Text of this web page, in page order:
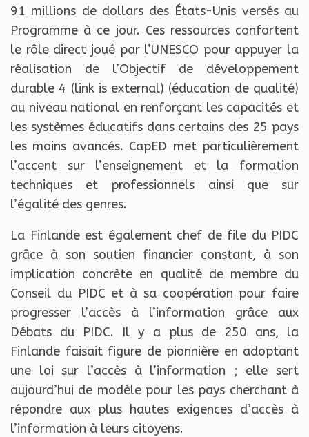
91 millions de dollars des États-Unis versés au
Programme à ce jour. Ces ressources confortent
le rôle direct joué par l’UNESCO pour appuyer la
réalisation de l’Objectif de développement
durable 4 (link is external) (éducation de qualité)
au niveau national en renforçant les capacités et
les systèmes éducatifs dans certains des 25 pays
les moins avancés. CapED met particulièrement
l’accent sur l’enseignement et la formation
techniques et professionnels ainsi que sur
l’égalité des genres.
La Finlande est également chef de file du PIDC
grâce à son soutien financier constant, à son
implication concrète en qualité de membre du
Conseil du PIDC et à sa coopération pour faire
progresser l’accès à l’information grâce aux
Débats du PIDC. Il y a plus de 250 ans, la
Finlande faisait figure de pionnière en adoptant
une loi sur l’accès à l’information ; elle sert
aujourd’hui de modèle pour les pays cherchant à
répondre aux plus hautes exigences d’accès à
l’information à leurs citoyens.